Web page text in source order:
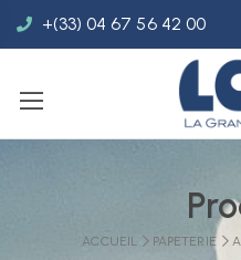
+(33) 04 67 56 42 00
ACCUEIL PAPETERIE